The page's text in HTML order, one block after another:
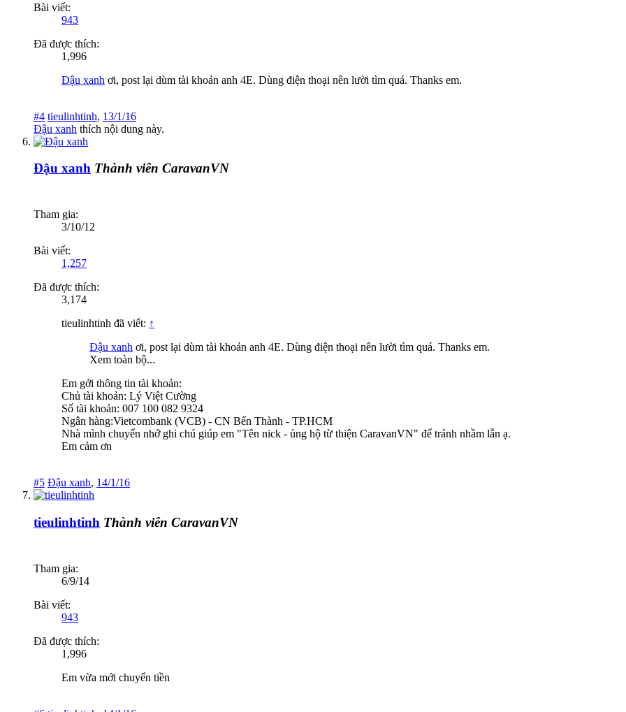
Bài viết:
943
Đã được thích:
1,996
Đậu xanh ơi, post lại dùm tài khoản anh 4E. Dùng điện thoại nên lười tìm quá. Thanks em.
#4 tieulinhtinh, 13/1/16
Đậu xanh thích nội dung này.
Đậu xanh Thành viên CaravanVN
Tham gia:
3/10/12
Bài viết:
1,257
Đã được thích:
3,174
tieulinhtinh đã viết: ↑
Đậu xanh ơi, post lại dùm tài khoản anh 4E. Dùng điện thoại nên lười tìm quá. Thanks em.
Xem toàn bộ...
Em gởi thông tin tài khoản:
Chủ tài khoản: Lý Việt Cường
Số tài khoản: 007 100 082 9324
Ngân hàng:Vietcombank (VCB) - CN Bến Thành - TP.HCM
Nhà mình chuyển nhớ ghi chú giúp em "Tên nick - ủng hộ từ thiện CaravanVN" để tránh nhầm lẫn ạ.
Em cảm ơn
#5 Đậu xanh, 14/1/16
tieulinhtinh Thành viên CaravanVN
Tham gia:
6/9/14
Bài viết:
943
Đã được thích:
1,996
Em vừa mới chuyển tiền